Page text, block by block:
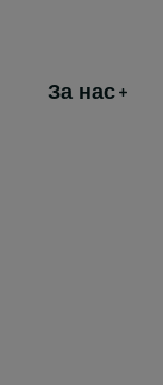
За нас